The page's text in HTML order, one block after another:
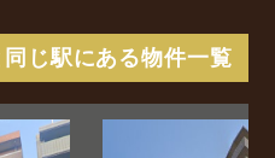
じ駅にある物件一覧